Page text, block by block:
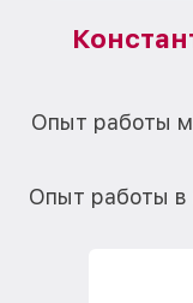
Опыт работы
Опыт работы